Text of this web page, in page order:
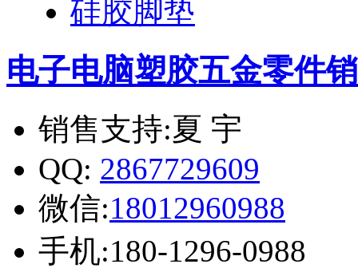
硅胶脚垫
电子电脑塑胶五金零件
销售支持:夏 宇
QQ: 2867729609
微信:18012960988
手机:180-1296-0988